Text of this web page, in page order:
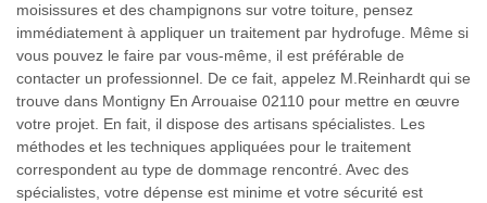
moisissures et des champignons sur votre toiture, pensez
immédiatement à appliquer un traitement par hydrofuge. Même si
vous pouvez le faire par vous-même, il est préférable de
contacter un professionnel. De ce fait, appelez M.Reinhardt qui se
trouve dans Montigny En Arrouaise 02110 pour mettre en œuvre
votre projet. En fait, il dispose des artisans spécialistes. Les
méthodes et les techniques appliquées pour le traitement
correspondent au type de dommage rencontré. Avec des
spécialistes, votre dépense est minime et votre sécurité est